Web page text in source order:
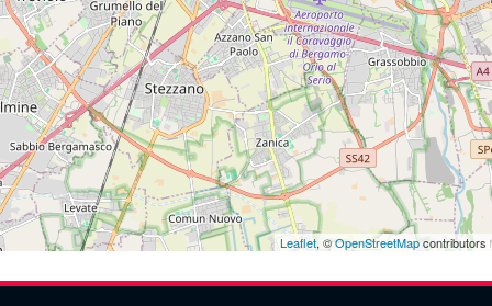
Leaflet, ©OpenStreetMapcontributors